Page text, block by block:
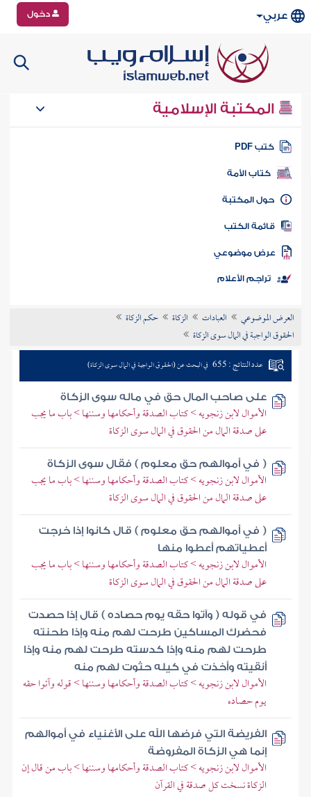
عربي دخول
المكتبة الإسلامية
كتب PDF
كتاب الأمة
المكتبة
الكتب
موضوعي
تراجم الأعلام
العرض الموضوعي العبادات الزكاة
حكم الزكاة
الحقوق الواجبة في المال سوى الزكاة
عدد النتائج : 655 في البحث عن (الحقوق الواجبة في المال سوى الزكاة)
على صاحب المال حق في ماله سوى الزكاة
الأموال لابن زنجويه > كتاب الصدقة وأحكامها وسننها > باب ما يجب
على صدقة المال من الحقوق في المال سوى الزكاة
( في أموالهم حق معلوم ) فقال سوى الزكاة
الأموال لابن زنجويه > كتاب الصدقة وأحكامها وسننها > باب ما يجب
على صدقة المال من الحقوق في المال سوى الزكاة
( في أموالهم حق معلوم ) قال كانوا إذا خرجت
أعطياتهم أعطوا منها
الأموال لابن زنجويه > كتاب الصدقة وأحكامها وسننها > باب ما يجب
على صدقة المال من الحقوق في المال سوى الزكاة
في قوله ( وآتوا حقه يوم حصاده ) قال إذا حصدت
فحضرك المساكين طرحت لهم منه وإذا طحنته
طرحت لهم منه وإذا كدسته طرحت لهم منه وإذا
أنقيته وأخذت في كيله حثوت لهم منه
الأموال لابن زنجويه > كتاب الصدقة وأحكامها وسننها > قوله وآتوا حقه
يوم حصاده
الفريضة التي فرضها الله على الأغنياء في أموالهم
إنما هي الزكاة المفروضة
الأموال لابن زنجويه > كتاب الصدقة وأحكامها وسننها > باب من قال إن
الزكاة نسخت كل صدقة في القرآن